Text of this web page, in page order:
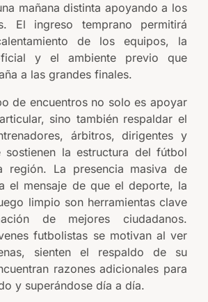
mañana distinta apoyando a los
El ingreso temprano permitirá
de los equipos, la
y el ambiente previo que
a las grandes finales.
de encuentros no solo es apoyar
sino también respaldar el
árbitros, dirigentes y
sostienen la estructura del fútbol
región. La presencia masiva de
el mensaje de que el deporte, la
limpio son herramientas clave
de mejores ciudadanos.
futbolistas se motivan al ver
sienten el respaldo de su
razones adicionales para
y superándose día a día.